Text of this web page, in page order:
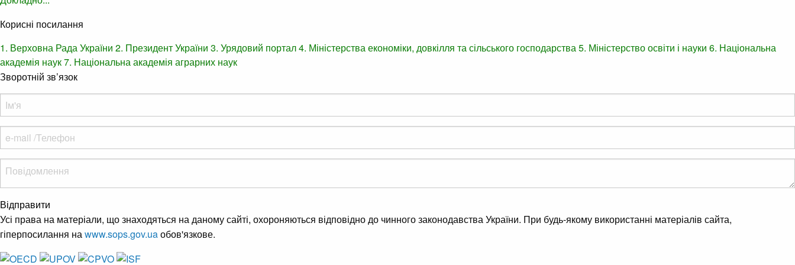
Корисні посилання
1. Верховна Рада України 2. Президент України 3. Урядовий портал4. Міністерства економіки, довкілля та сільського господарства5. Міністерство освіти і науки 6. Національна
академія наук7. Національна академія аграрних наук
Зворотній зв’язок
Відправити
Усі права на матеріали, що знаходяться на даному сайті, охороняються відповідно до чинного законодавства України. При будь-якому використанні матеріалів сайта,
гіперпосилання наwww.sops.gov.uaобов'язкове.